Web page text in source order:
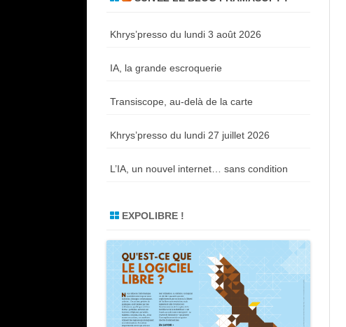
Khrys’presso du lundi 3 août 2026
IA, la grande escroquerie
Transiscope, au-delà de la carte
Khrys’presso du lundi 27 juillet 2026
L’IA, un nouvel internet… sans condition
EXPOLIBRE !